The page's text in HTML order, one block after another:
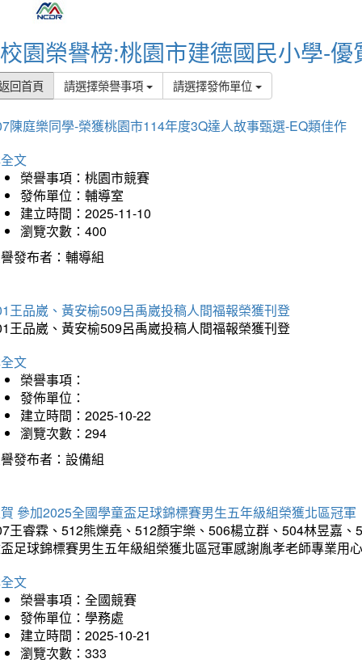
校園榮譽榜:桃園市建德國民小學-優
回首頁 請選擇榮譽事項 請選擇發佈單位
陳庭樂同學-榮獲桃園市114年度3Q達人故事甄選-EQ類佳作
文
榮譽事項：桃園市競賽
發佈單位：輔導室
建立時間：2025-11-10
瀏覽次數：400
發布者：輔導組
王品崴、黃安榆509呂禹崴投稿人間福報榮獲刊登
王品崴、黃安榆509呂禹崴投稿人間福報榮獲刊登
文
榮譽事項：
發佈單位：
建立時間：2025-10-22
瀏覽次數：294
發布者：設備組
參加2025全國學童盃足球錦標賽男生五年級組榮獲北區冠軍
王睿霖、512熊爍堯、512顏宇樂、506楊立群、504林昱嘉
足球錦標賽男生五年級組榮獲北區冠軍感謝胤孝老師專業用
文
榮譽事項：全國競賽
發佈單位：學務處
建立時間：2025-10-21
瀏覽次數：333